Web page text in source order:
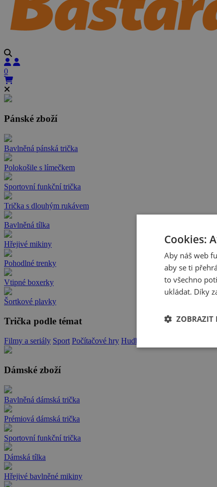
0
Pánské zboží
Bavlněná pánská trička
Polokošile s límečkem
Sportovní funkční trička
Trička s dlouhým rukávem
Bavlněná tílka
Hřejivé mikiny
Pohodlné trenky
Vtipné boxerky
Šortkové plavky
Trička podle témat
Filmy a seriály Sport Počítačové hry Hudba
Dámské zboží
Bavlněná dámská trička
Prémiová dámská trička
Sportovní funkční trička
Dámská tílka
Hřejivé bavlněné mikiny
Cookies:
Aby náš web
aby se ti
to všechno
ukládat. Díky
ZOBRAZIT